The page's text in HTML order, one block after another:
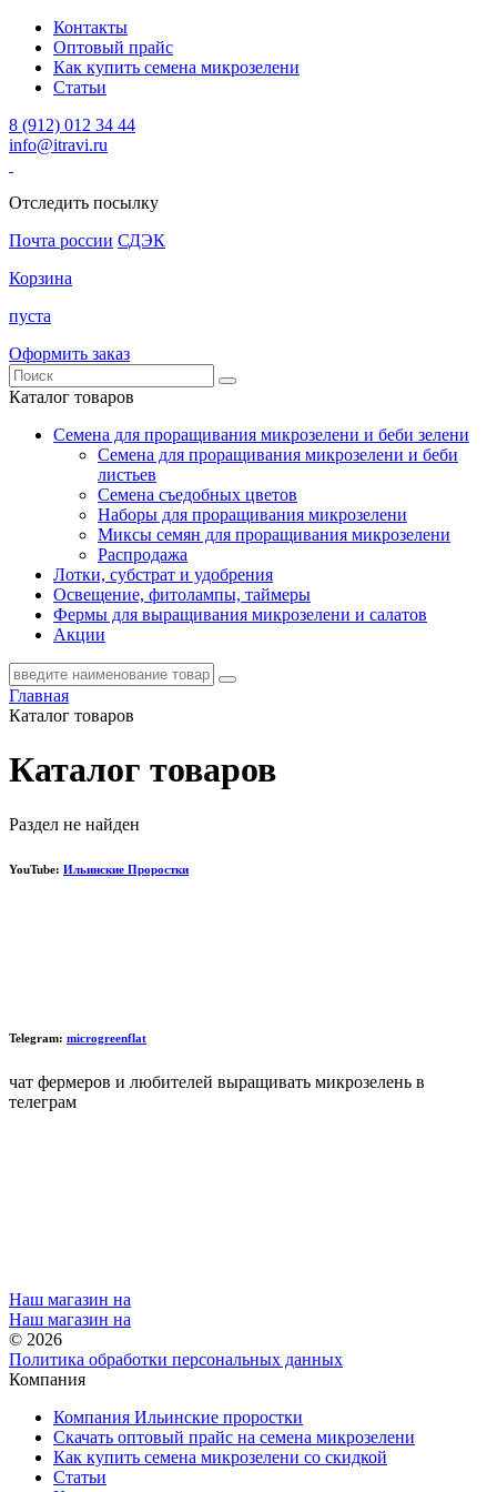
Контакты
Оптовый прайс
Как купить семена микрозелени
Статьи
8 (912) 012 34 44
info@itravi.ru
Отследить посылку
Почта россии СДЭК
Корзина
пуста
Оформить заказ
Каталог товаров
Семена для проращивания микрозелени и беби зелени
Семена для проращивания микрозелени и беби
листьев
Семена съедобных цветов
Наборы для проращивания микрозелени
Миксы семян для проращивания микрозелени
Распродажа
Лотки, субстрат и удобрения
Освещение, фитолампы, таймеры
Фермы для выращивания микрозелени и салатов
Акции
Главная
Каталог товаров
Каталог товаров
Раздел не найден
YouTube: Ильинские Проростки
Telegram: microgreenflat
чат фермеров и любителей выращивать микрозелень в
телеграм
Наш магазин на
Наш магазин на
© 2026
Политика обработки персональных данных
Компания
Компания Ильинские проростки
Скачать оптовый прайс на семена микрозелени
Как купить семена микрозелени со скидкой
Статьи